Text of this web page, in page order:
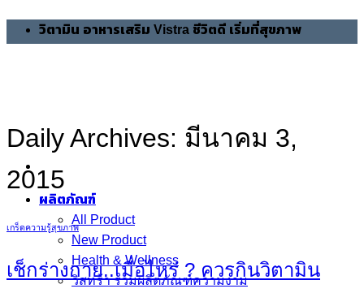
วิตามิน อาหารเสริม Vistra ชีวิตดี เริ่มที่สุขภาพ
ผลิตภัณฑ์
All Product
New Product
Health & Wellness
วิสทร้า รวมผลิตภัณฑ์ความงาม
Daily Archives: มีนาคม 3,
2015
เกร็ดความรู้สุขภาพ
เช็กร่างกาย..เมื่อไหร่ ? ควรกินวิตามิน